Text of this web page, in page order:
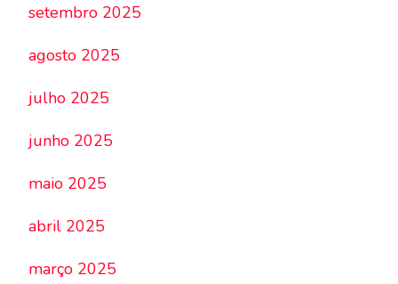
setembro 2025
agosto 2025
julho 2025
junho 2025
maio 2025
abril 2025
março 2025